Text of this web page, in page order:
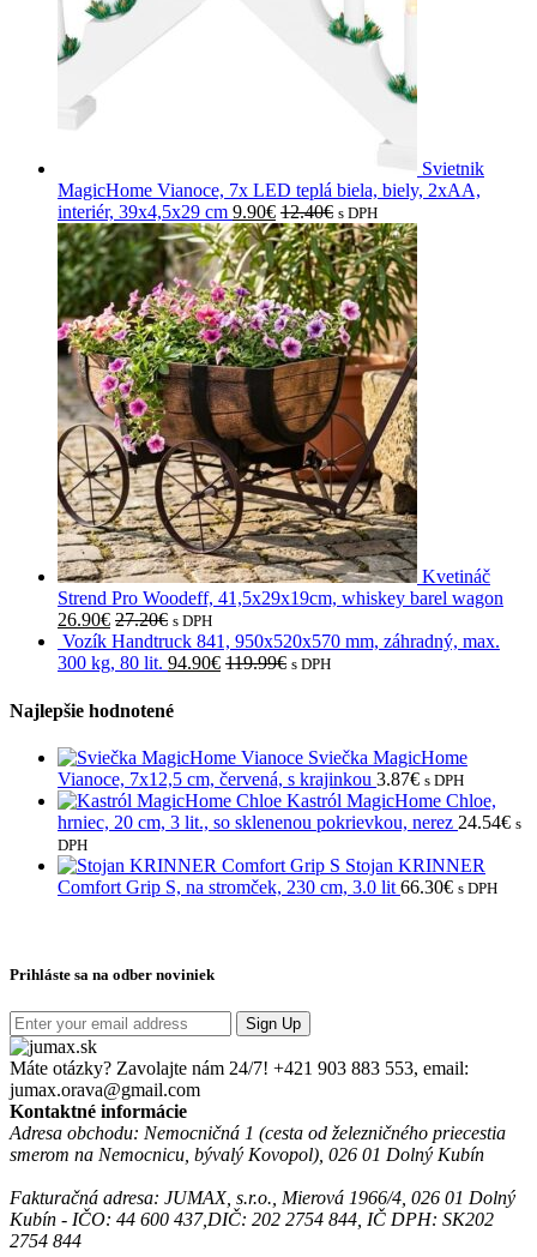
Svietnik
MagicHome Vianoce, 7x LED teplá biela, biely, 2xAA,
interiér, 39x4,5x29 cm 9.90€ 12.40€ s DPH
Kvetináč
Strend Pro Woodeff, 41,5x29x19cm, whiskey barel wagon
26.90€ 27.20€ s DPH
Vozík Handtruck 841, 950x520x570 mm, záhradný, max.
300 kg, 80 lit. 94.90€ 119.99€ s DPH
Najlepšie hodnotené
Sviečka MagicHome
Vianoce, 7x12,5 cm, červená, s krajinkou 3.87€ s DPH
Kastról MagicHome Chloe,
hrniec, 20 cm, 3 lit., so sklenenou pokrievkou, nerez 24.54€ s
DPH
Stojan KRINNER
Comfort Grip S, na stromček, 230 cm, 3.0 lit 66.30€ s DPH
Prihláste sa na odber noviniek
Sign Up
Máte otázky? Zavolajte nám 24/7! +421 903 883 553, email:
jumax.orava@gmail.com
Kontaktné informácie
Adresa obchodu: Nemocničná 1 (cesta od železničného priecestia
smerom na Nemocnicu, bývalý Kovopol), 026 01 Dolný Kubín
Fakturačná adresa: JUMAX, s.r.o., Mierová 1966/4, 026 01 Dolný
Kubín - IČO: 44 600 437,DIČ: 202 2754 844, IČ DPH: SK202
2754 844